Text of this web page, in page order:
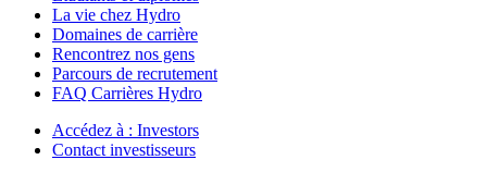
La vie chez Hydro
Domaines de carrière
Rencontrez nos gens
Parcours de recrutement
FAQ Carrières Hydro
Accédez à : Investors
Contact investisseurs